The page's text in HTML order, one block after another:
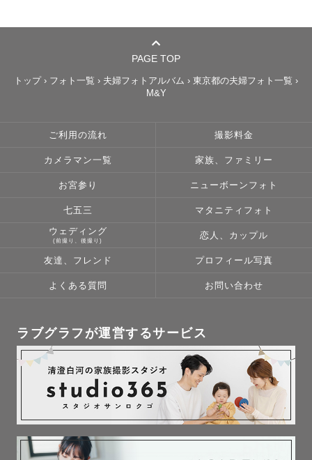
PAGE TOP
トップ › フォト一覧 › 夫婦フォトアルバム › 東京都の夫婦フォト一覧 ›
M&Y
ご利用の流れ 撮影料金
カメラマン一覧 家族、ファミリー
お宮参り ニューボーンフォト
七五三 マタニティフォト
ウェディング
(前撮り、後撮り)
恋人、カップル
友達、フレンド プロフィール写真
よくある質問 お問い合わせ
ラブグラフが運営するサービス